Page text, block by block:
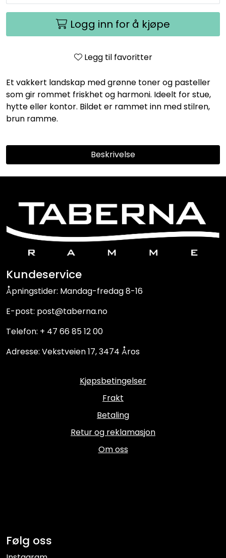
Logg inn for å kjøpe
Legg til favoritter
Et vakkert landskap med grønne toner og pasteller
som gir rommet friskhet og harmoni. Ideelt for stue,
hytte eller kontor. Bildet er rammet inn med stilren,
brun ramme.
Beskrivelse
Kundeservice
Åpningstider: Mandag-fredag 8-16
E-post: post@taberna.no
Telefon: + 47 66 85 12 00
Adresse: Vekstveien 17, 3474 Åros
Kjøpsbetingelser
Frakt
Betaling
Retur og reklamasjon
Om oss
Følg oss